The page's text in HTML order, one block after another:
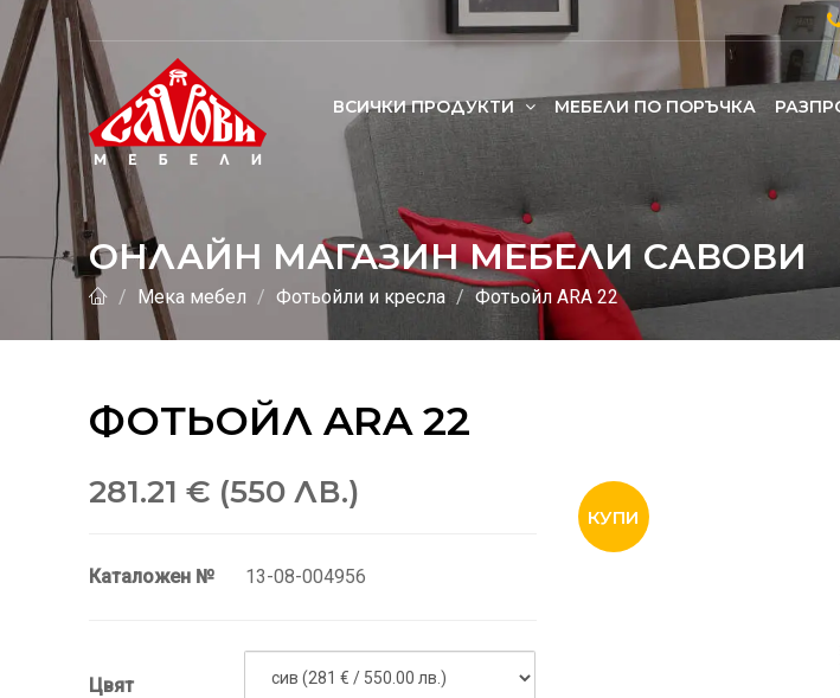
ВСИЧКИ ПРОДУКТИ MЕБЕЛИ ПО ПОРЪЧКА
ОНЛАЙН МАГАЗИН МЕБЕЛИ САВОВИ
Мека мебел Фотьойли и кресла Фотьойл ARA 22
ФОТЬОЙЛ ARA 22
281.21 € (550 ЛВ.)
Каталожен № 13-08-004956
Цвят